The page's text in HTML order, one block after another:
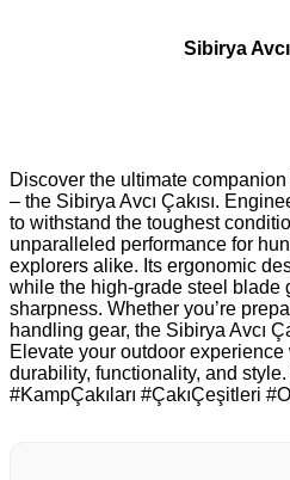
Sibirya Avcı
Discover the ultimate
– the Sibirya Avcı Çakısı.
to withstand the toughest
unparalleled performance for
explorers alike. Its ergonomic
while the high‑grade steel blade
sharpness. Whether you’re
handling gear, the Sibirya Avcı
Elevate your outdoor
durability, functionality, and style.
#KampÇakıları #ÇakıÇeşitleri